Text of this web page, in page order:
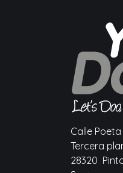
Calle
Tercera
28320